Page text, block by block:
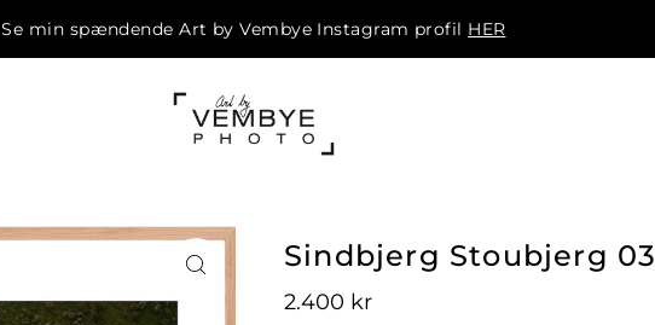
Se min spændende Art by Vembye Instagram profil HER
Sindbjerg Stoubjerg 03
2.400 kr